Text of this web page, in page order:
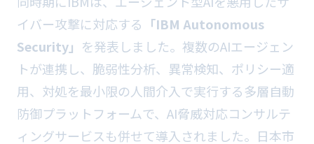
イバー攻撃に対応する 「IBM Autonomous
Security」 を発表しました。複数のAIエージェン
トが連携し、脆弱性分析、異常検知、ポリシー適
用、対処を最小限の人間介入で実行する多層自動
防御プラットフォームで、AI脅威対応コンサルテ
ィングサービスも併せて導入されました。日本市